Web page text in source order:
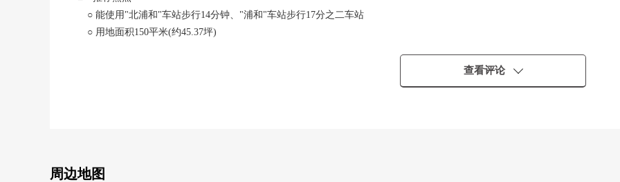
○ 能使用"北浦和"车站步行14分钟、"浦和"车站步行17分之二车站
○ 用地面积150平米(约45.37坪)
查看评论
周边地图